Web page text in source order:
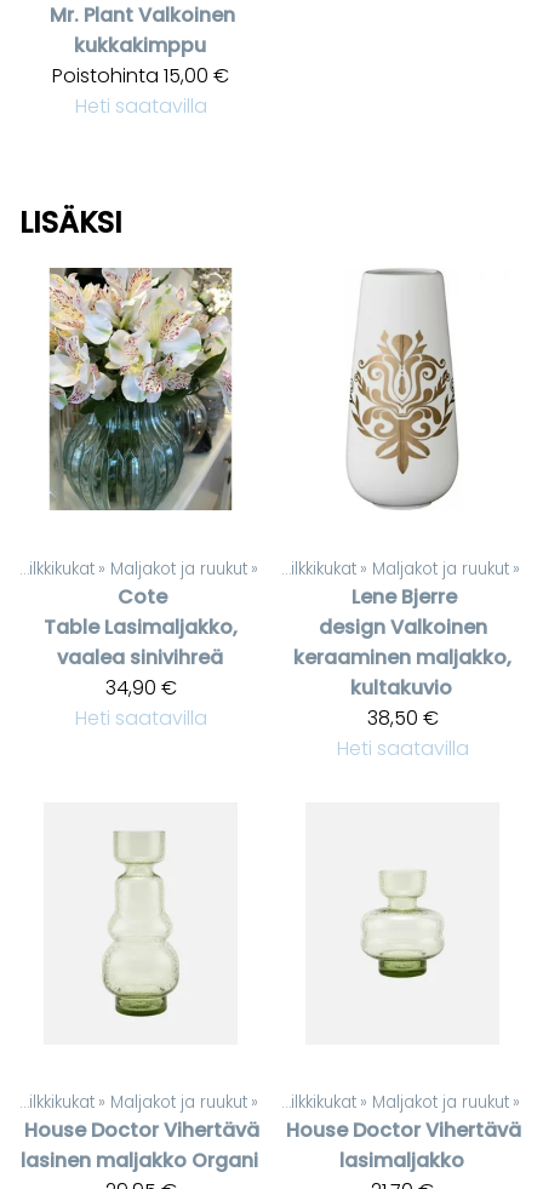
Mr. PlantValkoinen
kukkakimppu
Poistohinta 15,00 €
Heti saatavilla
LISÄKSI
Silkkikukat ‪» Maljakot ja ruukut ‪»
Cote
Table Lasimaljakko,
vaalea sinivihreä
34,90 €
Heti saatavilla
Tuotteet Silkkikukat ‪» Maljakot ja ruukut ‪»
Lene Bjerre
designValkoinen
keraaminen maljakko,
kultakuvio
38,50 €
Heti saatavilla
Silkkikukat ‪» Maljakot ja ruukut ‪»
House DoctorVihertävä
lasinen maljakko Organi
Tuotteet Silkkikukat ‪» Maljakot ja ruukut ‪»
House DoctorVihertävä
lasimaljakko